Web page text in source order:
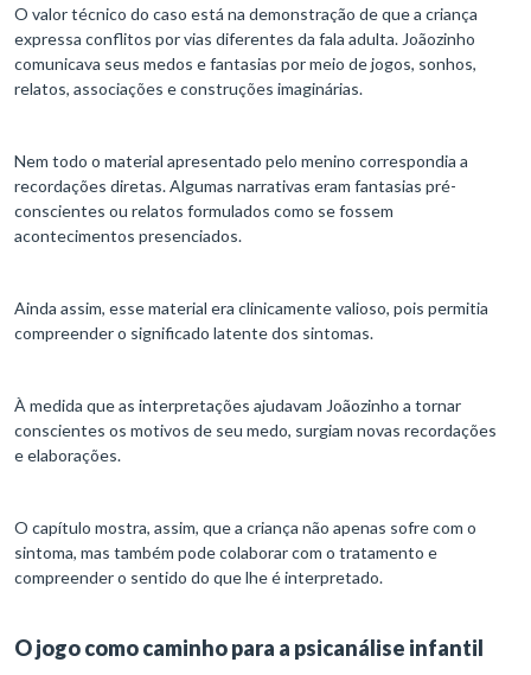
O valor técnico do caso está na demonstração de que a criança
expressa conflitos por vias diferentes da fala adulta. Joãozinho
comunicava seus medos e fantasias por meio de jogos, sonhos,
relatos, associações e construções imaginárias.
Nem todo o material apresentado pelo menino correspondia a
recordações diretas. Algumas narrativas eram fantasias pré-
conscientes ou relatos formulados como se fossem
acontecimentos presenciados.
Ainda assim, esse material era clinicamente valioso, pois permitia
compreender o significado latente dos sintomas.
À medida que as interpretações ajudavam Joãozinho a tornar
conscientes os motivos de seu medo, surgiam novas recordações
e elaborações.
O capítulo mostra, assim, que a criança não apenas sofre com o
sintoma, mas também pode colaborar com o tratamento e
compreender o sentido do que lhe é interpretado.
O jogo como caminho para a psicanálise infantil